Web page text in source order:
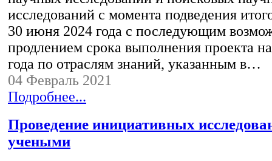
исследований с момента подведения
30 июня 2024 года с последующим
продлением срока выполнения проекта
года по отраслям знаний, указанным в…
04 Февраль 2021
Подробнее...
Проведение инициативных
учеными